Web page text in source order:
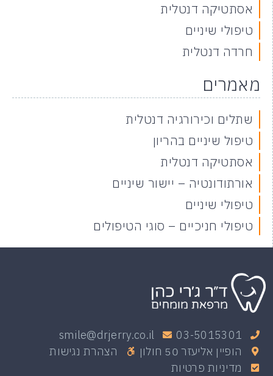
אסתטיקה דנטלית
טיפולי שיניים
חרדה דנטלית
מאמרים
שתלים וכירורגיה דנטלית
טיפול שיניים בהריון
אסתטיקה דנטלית
אורתודונטיה – יישור שיניים
טיפולי שיניים
טיפולי חניכיים – סוגי הטיפולים
03-5015301
smile@drjerry.co.il
הופיין אליעזר 50 חולון
הצהרת נגישות
מדיניות פרטיות